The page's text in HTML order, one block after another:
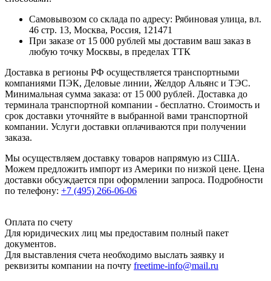
Самовывозом со склада по адресу: Рябиновая улица, вл.
46 стр. 13, Москва, Россия, 121471
При заказе от 15 000 рублей мы доставим ваш заказ в
любую точку Москвы, в пределах ТТК
Доставка в регионы РФ осуществляется транспортными
компаниями ПЭК, Деловые линии, Желдор Альянс и ТЭС.
Минимальная сумма заказа: от 15 000 рублей. Доставка до
терминала транспортной компании - бесплатно. Стоимость и
срок доставки уточняйте в выбранной вами транспортной
компании. Услуги доставки оплачиваются при получении
заказа.
Мы осуществляем доставку товаров напрямую из США.
Можем предложить импорт из Америки по низкой цене. Цена
доставки обсуждается при оформлении запроса. Подробности
по телефону: +7 (495) 266-06-06
Оплата по счету
Для юридических лиц мы предоставим полный пакет
документов.
Для выставления счета необходимо выслать заявку и
реквизиты компании на почту freetime-info@mail.ru